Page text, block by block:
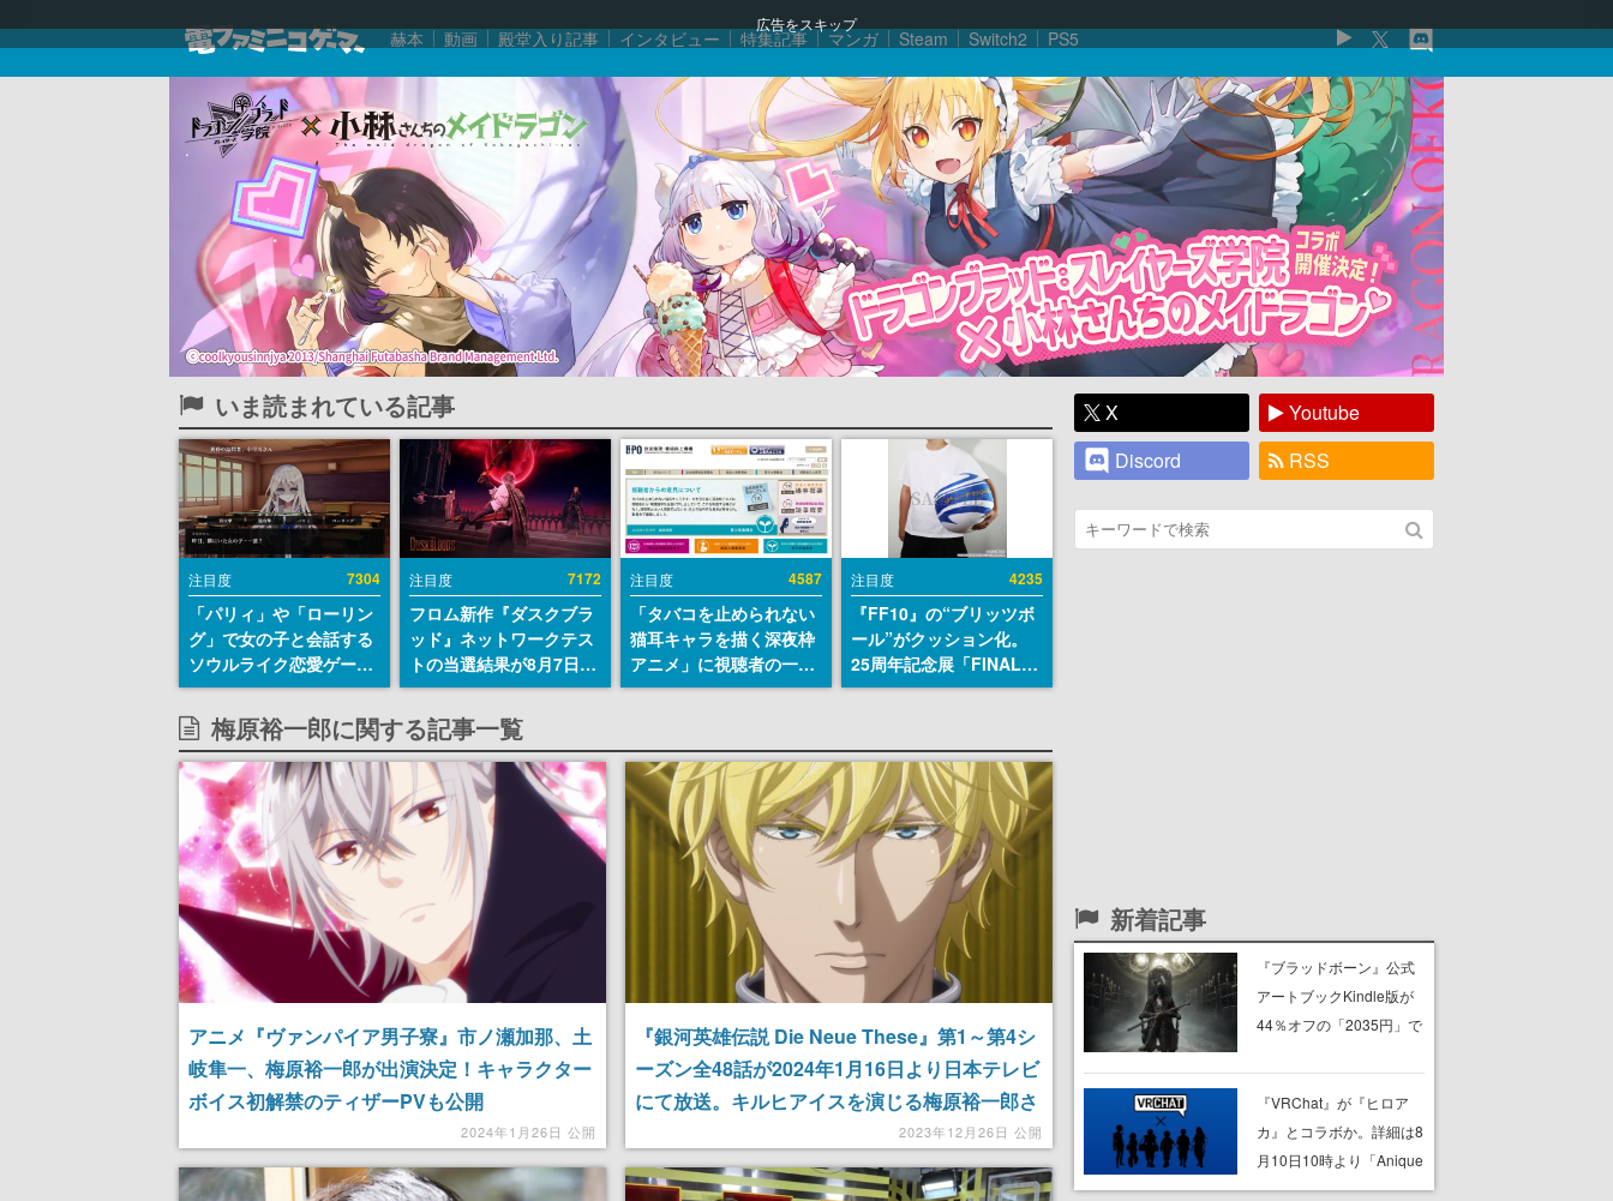
広告をスキップ
赫本 動画 殿堂入り記事 インタビュー 特集記事 マンガ Steam Switch2 PS5
いま読まれている記事
注目度 7304
「パリィ」や「ローリン
グ」で女の子と会話する
ソウルライク恋愛ゲーム
『小早川さんはソウルラ
イク』無料公開。返事に
失敗すると「YOU
DIED」
注目度 7172
フロム新作『ダスクブラ
ッド』ネットワークテス
トの当選結果が8月7日22
時に発表。応募サイトの
マイページから確認可
能、テスト実施は8月21
日～24日
注目度 4587
「タバコを止められない
猫耳キャラを描く深夜枠
アニメ」に視聴者の一部
から批判意見。違法薬物
す
注目度 4235
『FF10』の“ブリッツボ
ール”がクッション化。
25周年記念展「FINAL
FANTASY X MUSEUM-
梅原裕一郎に関する記事一覧
アニメ『ヴァンパイア男子寮』市ノ瀬加那、土
岐隼一、梅原裕一郎が出演決定！キャラクター
ボイス初解禁のティザーPVも公開
2024年1月26日 公開
『銀河英雄伝説 Die Neue These』第1～第4シ
ーズン全48話が2024年1月16日より日本テレビ
にて放送。キルヒアイスを演じる梅原裕一郎さ
んと、ユリアンを演じる梶裕貴さんがナレーシ
ョンを務めるPV2種も公開
2023年12月26日 公開
X
Youtube
Discord
RSS
新着記事
『ブラッドボーン』公式
アートブックKindle版が
44％オフの「2035円」で
作品世界の理解と“啓蒙”を
深められる狩人様必携の
一冊
『VRChat』が『ヒロア
カ』とコラボか。詳細は8
月10日10時より「Anique
| アニーク」公式Xにて公